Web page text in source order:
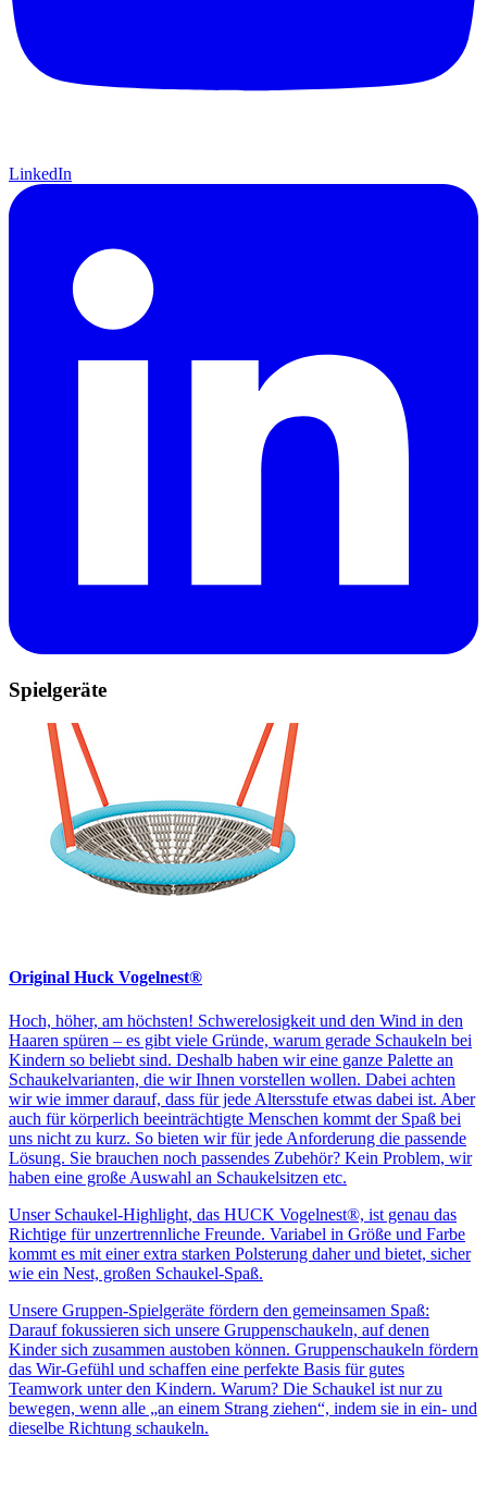
LinkedIn
Spielgeräte
Original Huck Vogelnest®
Hoch, höher, am höchsten! Schwerelosigkeit und den Wind in den
Haaren spüren – es gibt viele Gründe, warum gerade Schaukeln bei
Kindern so beliebt sind. Deshalb haben wir eine ganze Palette an
Schaukelvarianten, die wir Ihnen vorstellen wollen. Dabei achten
wir wie immer darauf, dass für jede Altersstufe etwas dabei ist. Aber
auch für körperlich beeinträchtigte Menschen kommt der Spaß bei
uns nicht zu kurz. So bieten wir für jede Anforderung die passende
Lösung. Sie brauchen noch passendes Zubehör? Kein Problem, wir
haben eine große Auswahl an Schaukelsitzen etc.
Unser Schaukel-Highlight, das HUCK Vogelnest®, ist genau das
Richtige für unzertrennliche Freunde. Variabel in Größe und Farbe
kommt es mit einer extra starken Polsterung daher und bietet, sicher
wie ein Nest, großen Schaukel-Spaß.
Unsere Gruppen-Spielgeräte fördern den gemeinsamen Spaß:
Darauf fokussieren sich unsere Gruppenschaukeln, auf denen
Kinder sich zusammen austoben können. Gruppenschaukeln fördern
das Wir-Gefühl und schaffen eine perfekte Basis für gutes
Teamwork unter den Kindern. Warum? Die Schaukel ist nur zu
bewegen, wenn alle „an einem Strang ziehen“, indem sie in ein- und
dieselbe Richtung schaukeln.